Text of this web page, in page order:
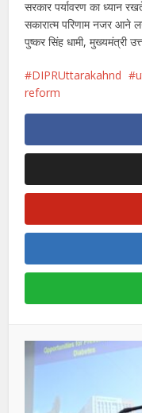
सरकार पर्यावरण का ध्यान
सकारात्म परिणाम नजर आने
पुष्कर सिंह धामी, मुख्यमंत्री
DIPRUttarakahnd
reform